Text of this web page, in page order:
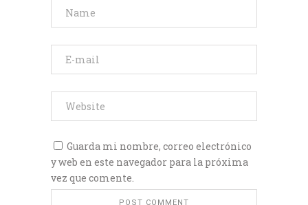
Guarda mi nombre, correo electrónico
y web en este navegador para la próxima
vez que comente.